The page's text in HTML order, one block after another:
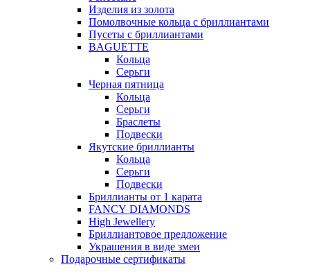
Изделия из золота
Помолвочные кольца с бриллиантами
Пусеты с бриллиантами
BAGUETTE
Кольца
Серьги
Черная пятница
Кольца
Серьги
Браслеты
Подвески
Якутские бриллианты
Кольца
Серьги
Подвески
Бриллианты от 1 карата
FANCY DIAMONDS
High Jewellery
Бриллиантовое предложение
Украшения в виде змеи
Подарочные сертификаты